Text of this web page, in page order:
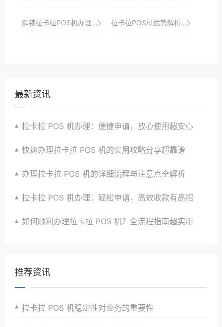
解锁拉卡拉POS机办理技巧，轻松应对支付难题 拉卡拉POS机优势解析及商家增收效果
最新资讯
拉卡拉 POS 机办理：便捷申请，放心使用超安心
快速办理拉卡拉 POS 机的实用攻略分享超靠谱
办理拉卡拉 POS 机的详细流程与注意点全解析
拉卡拉 POS 机办理：轻松申请，高效收款有高招
如何顺利办理拉卡拉 POS 机？全流程指南超实用
推荐资讯
拉卡拉 POS 机稳定性对业务的重要性